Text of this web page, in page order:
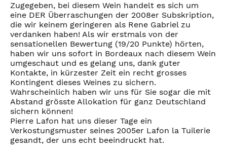
Zugegeben, bei diesem Wein handelt es sich um
eine DER Überraschungen der 2008er Subskription,
die wir keinem geringeren als Rene Gabriel zu
verdanken haben! Als wir erstmals von der
sensationellen Bewertung (19/20 Punkte) hörten,
haben wir uns sofort in Bordeaux nach diesem Wein
umgeschaut und es gelang uns, dank guter
Kontakte, in kürzester Zeit ein recht grosses
Kontingent dieses Weines zu sichern.
Wahrscheinlich haben wir uns für Sie sogar die mit
Abstand grösste Allokation für ganz Deutschland
sichern können!
Pierre Lafon hat uns dieser Tage ein
Verkostungsmuster seines 2005er Lafon la Tuilerie
gesandt, der uns echt beeindruckt hat.